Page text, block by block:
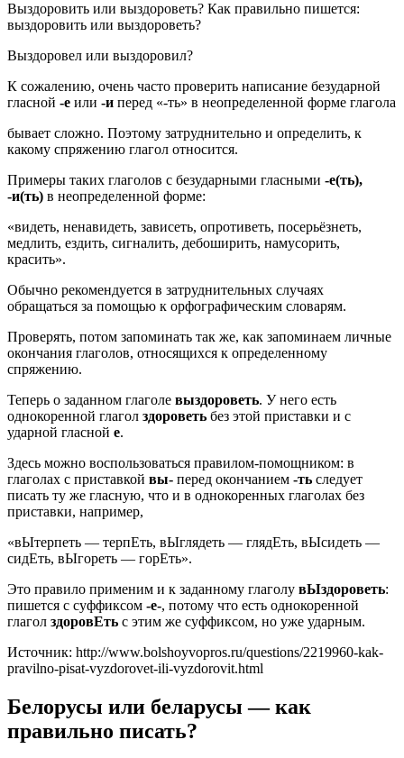
Выздоровить или выздороветь? Как правильно пишется:
выздоровить или выздороветь?
Выздоровел или выздоровил?
К сожалению, очень часто проверить написание безударной
гласной -е или -и перед «-ть» в неопределенной форме глагола
бывает сложно. Поэтому затруднительно и определить, к
какому спряжению глагол относится.
Примеры таких глаголов с безударными гласными -е(ть),
-и(ть) в неопределенной форме:
«видеть, ненавидеть, зависеть, опротиветь, посерьёзнеть,
медлить, ездить, сигналить, дебоширить, намусорить,
красить».
Обычно рекомендуется в затруднительных случаях
обращаться за помощью к орфографическим словарям.
Проверять, потом запоминать так же, как запоминаем личные
окончания глаголов, относящихся к определенному
спряжению.
Теперь о заданном глаголе выздороветь. У него есть
однокоренной глагол здороветь без этой приставки и с
ударной гласной е.
Здесь можно воспользоваться правилом-помощником: в
глаголах с приставкой вы- перед окончанием -ть следует
писать ту же гласную, что и в однокоренных глаголах без
приставки, например,
«вЫтерпеть — терпЕть, вЫглядеть — глядЕть, вЫсидеть —
сидЕть, вЫгореть — горЕть».
Это правило применим и к заданному глаголу вЫздороветь:
пишется с суффиксом -е-, потому что есть однокоренной
глагол здоровЕть с этим же суффиксом, но уже ударным.
Источник: http://www.bolshoyvopros.ru/questions/2219960-kak-
pravilno-pisat-vyzdorovet-ili-vyzdorovit.html
Белорусы или беларусы — как
правильно писать?